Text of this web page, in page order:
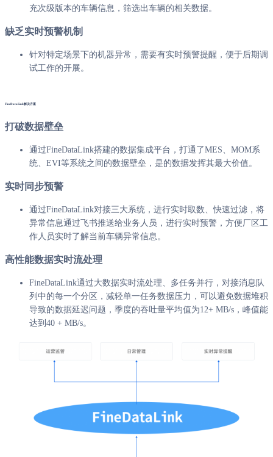
充次级版本的车辆信息，筛选出车辆的相关数据。
缺乏实时预警机制
针对特定场景下的机器异常，需要有实时预警提醒，便于后期调
试工作的开展。
FineDataLink解决方案
打破数据壁垒
通过FineDataLink搭建的数据集成平台，打通了MES、MOM系
统、EVI等系统之间的数据壁垒，是的数据发挥其最大价值。
实时同步预警
通过FineDataLink对接三大系统，进行实时取数、快速过滤，将
异常信息通过飞书推送给业务人员，进行实时预警，方便厂区工
作人员实时了解当前车辆异常信息。
高性能数据实时流处理
FineDataLink通过大数据实时流处理、多任务并行，对接消息队
列中的每一个分区，减轻单一任务数据压力，可以避免数据堆积
导致的数据延迟问题，季度的吞吐量平均值为12+ MB/s，峰值能
达到40 + MB/s。